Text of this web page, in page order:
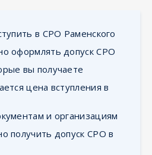
в СРО Раменского
оформлять допуск СРО
вы получаете
цена вступления в
и организациям
получить допуск СРО в